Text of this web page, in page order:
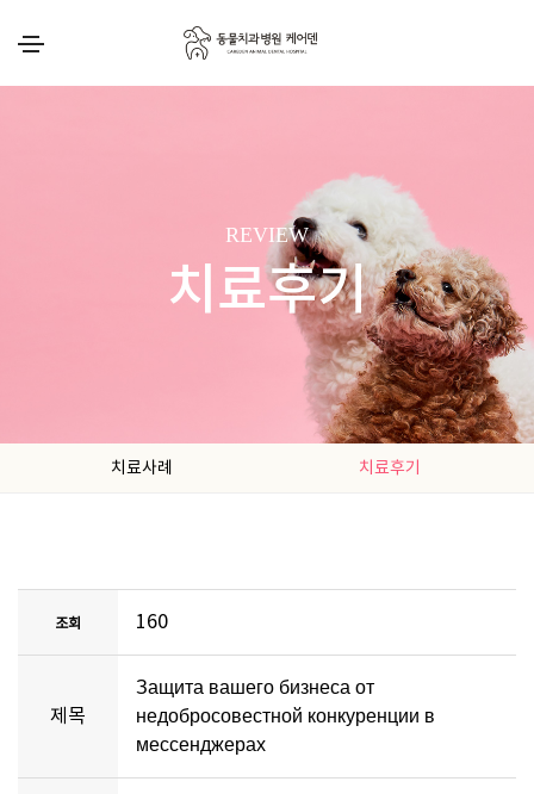
REVIEW
치료후기
치료사례 치료후기
조회 160
제목
Защита вашего бизнеса от
недобросовестной конкуренции в
мессенджерах